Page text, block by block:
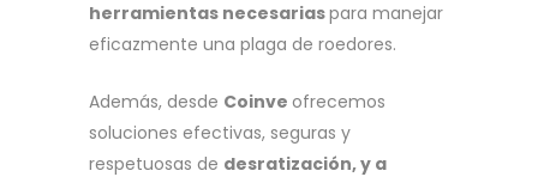
herramientas necesariaspara manejar
eficazmente una plaga de roedores.
Además, desde Coinve ofrecemos
soluciones efectivas, seguras y
respetuosas de desratización, y a